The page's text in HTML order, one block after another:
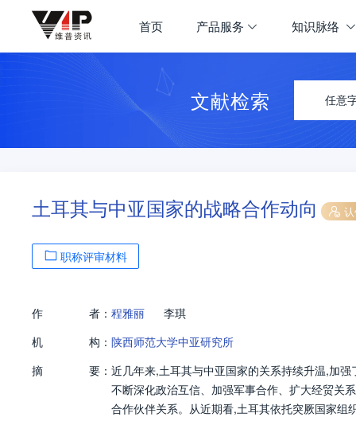
首页 产品服务 知识脉络
文献检索 任意
土耳其与中亚国家的战略合作动向
职称评审材料
作 者： 程雅丽
李琪
机
构： 陕西师范大学中亚研究所
摘
要： 近几年来,土耳其与中亚国家的关系持续升温,加
不断深化政治互信、加强军事合作、扩大经贸关
合作伙伴关系。从近期看,土耳其依托突厥国家